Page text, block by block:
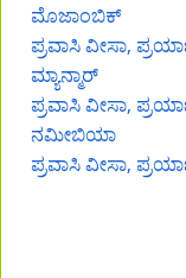
ಮೊಜಾಂಬಿಕ್
ಪ್ರವಾಸಿ ವೀಸಾ,
ಮ್ಯಾನ್ಮಾರ್
ಪ್ರವಾಸಿ ವೀಸಾ,
ನಮೀಬಿಯಾ
ಪ್ರವಾಸಿ ವೀಸಾ,